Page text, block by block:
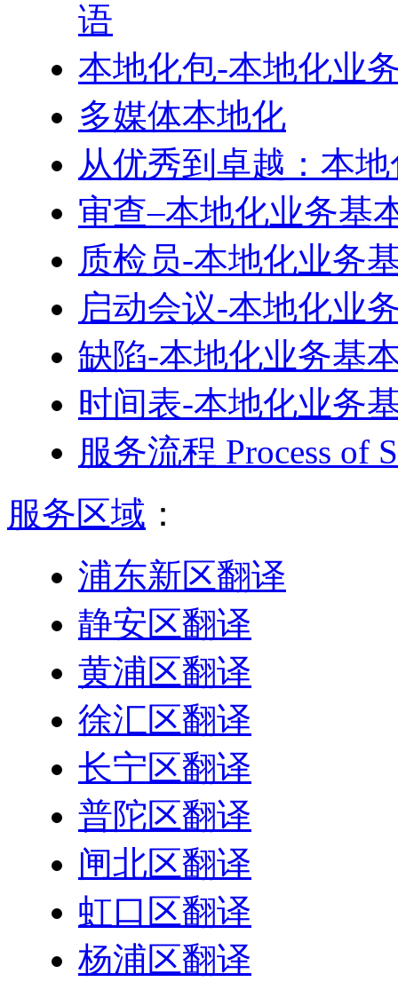
语
本地化包-本地化业
多媒体本地化
从优秀到卓越：本
审查–本地化业务基
质检员-本地化业务
启动会议-本地化业
缺陷-本地化业务基
时间表-本地化业务
服务流程 Process of
服务区域 ：
浦东新区翻译
静安区翻译
黄浦区翻译
徐汇区翻译
长宁区翻译
普陀区翻译
闸北区翻译
虹口区翻译
杨浦区翻译